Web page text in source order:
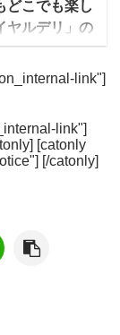
もされていま
りはじめた
ることができ
います。 豆
」の読み方は
ょく」や「な
み方が主流
新型コロナウ
どこでも楽し
ヤルデリ」の
は！？
トランの味を
イヤルデリ」
いました。
港レストラ
ビスエリア
link"]
link"]
[catonly
[/catonly]